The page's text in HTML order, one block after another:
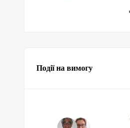
Події на вимогу